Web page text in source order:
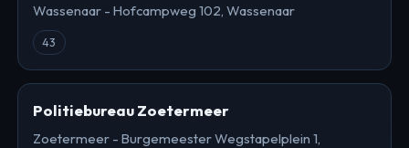
Wassenaar - Hofcampweg 102, Wassenaar
43
Politiebureau Zoetermeer
Zoetermeer - Burgemeester Wegstapelplein 1,